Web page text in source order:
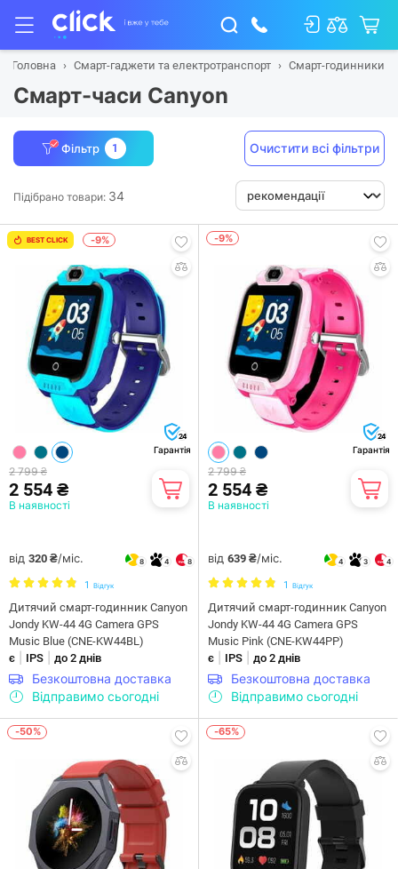
Головна Смарт-гаджети та електротранспорт Смарт-годинники
Смарт-часи Canyon
Фільтр 1 Очистити всі фільтри
Підібрано товари: 34
BEST CLICK -9%
24
Гарантія
2 799 ₴
2 554 ₴
В наявності
від 320 ₴/міс. 8 4 8
1 Відгук
Дитячий смарт-годинник Canyon
Jondy KW-44 4G Camera GPS
Music Blue (CNE-KW44BL)
є
IPS до 2 днів
Безкоштовна доставка
Відправимо сьогодні
-9%
24
Гарантія
2 799 ₴
2 554 ₴
В наявності
від 639 ₴/міс. 4 3 4
1 Відгук
Дитячий смарт-годинник Canyon
Jondy KW-44 4G Camera GPS
Music Pink (CNE-KW44PP)
є
IPS до 2 днів
Безкоштовна доставка
Відправимо сьогодні
-50% -65%